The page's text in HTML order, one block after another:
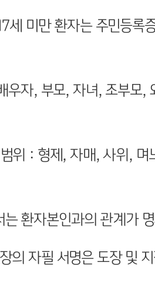
세 미만 환자는 주민등록
우자, 부모, 자녀, 조부모,
위 : 형제, 자매, 사위, 며
는 환자본인과의 관계가
의 자필 서명은 도장 및